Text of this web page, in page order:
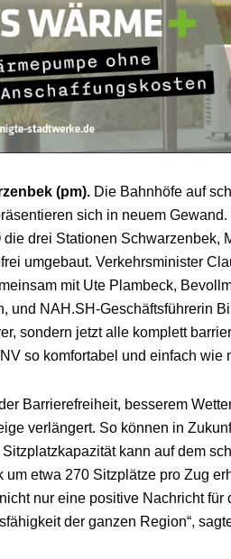
(pm). Die Bahnhöfe auf
sich in neuem
die drei Stationen
umgebaut. Verkehrsminister
mit Ute Plambeck,
und NAH.SH-Geschäftsführerin
sondern jetzt alle komplett
so komfortabel und einfach wie
Barrierefreiheit, besserem
verlängert. So können in
kann auf dem
um etwa 270 Sitzplätze pro Zug
nur eine positive Nachricht
der ganzen Region“,